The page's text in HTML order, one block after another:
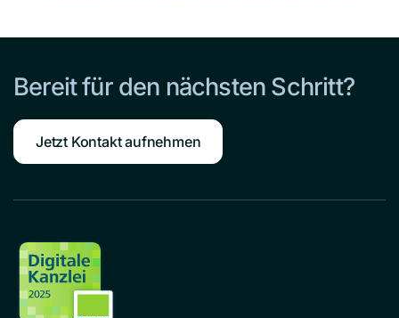
Bereit für den nächsten Schritt?
Jetzt Kontakt aufnehmen